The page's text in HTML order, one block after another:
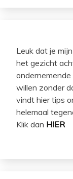
Leuk dat je
het gezicht
willen zonder
vindt hier tips
helemaal
Klik dan HIER